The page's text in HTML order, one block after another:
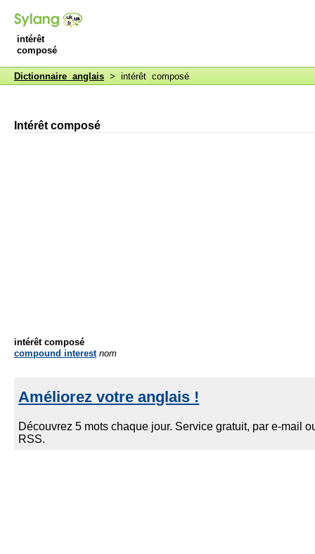
intérêt
composé
Dictionnaire anglais > intérêt composé
Intérêt composé
intérêt composé
compound interest nom